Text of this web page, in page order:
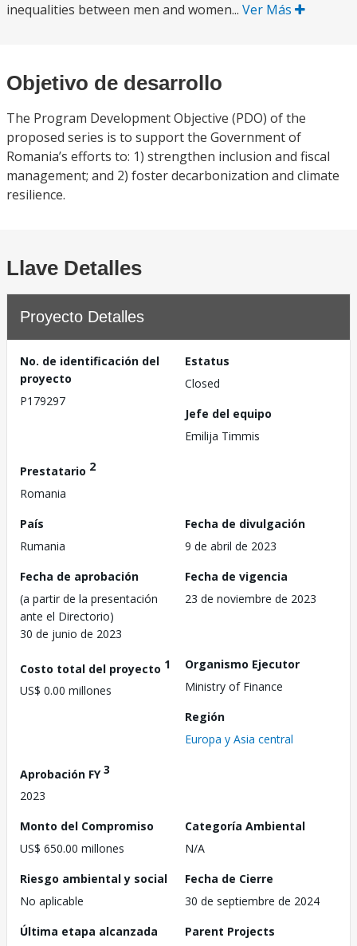
inequalities between men and women... Ver Más
Objetivo de desarrollo
The Program Development Objective (PDO) of the
proposed series is to support the Government of
Romania’s efforts to: 1) strengthen inclusion and fiscal
management; and 2) foster decarbonization and climate
resilience.
Llave Detalles
Proyecto Detalles
No. de identificación del
proyecto
P179297
Estatus
Closed
Jefe del equipo
Emilija Timmis
Prestatario 2
Romania
País
Rumania
Fecha de divulgación
9 de abril de 2023
Fecha de aprobación
(a partir de la presentación
ante el Directorio)
30 de junio de 2023
Fecha de vigencia
23 de noviembre de 2023
Costo total del proyecto 1
US$ 0.00 millones
Organismo Ejecutor
Ministry of Finance
Región
Europa y Asia central
Aprobación FY3
2023
Monto del Compromiso
US$ 650.00 millones
Categoría Ambiental
N/A
Riesgo ambiental y social
No aplicable
Fecha de Cierre
30 de septiembre de 2024
Última etapa alcanzada
Parent Projects